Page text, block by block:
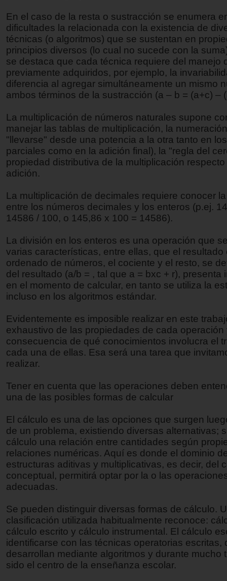
En el caso de la resta o sustracción se enumera
dificultades la relacionada con la existencia de
técnicas (o algoritmos) que se sustentan en
principios diversos (lo cual no sucede con la
se destaca que cada técnica requiere del manejo
previamente adquiridos, por ejemplo, la
diferencia al agregar simultáneamente un mismo
ambos términos de la sustracción (a – b = (a+c) –
La multiplicación de números naturales supone
manejar las tablas de multiplicación, la
"llevarse" desde una potencia a la otra tanto en
parciales como en la adición final), la "regla del
propiedad distributiva de la multiplicación
adición.
La multiplicación de decimales requiere conocer
entre los números decimales y los enteros (p.ej.
14586 / 100, o 145,86 x 100 = 14586).
La división en los enteros es una operación que
varias características, entre ellas, que el resultado
ordenado de números, el cociente y el resto, se
del resultado (a/b = , tal que a = bxc + r), presenta
en el momento de calcular, en tanto se utiliza la
incluso en los algoritmos estándar.
Evidentemente es imposible realizar en este
exhaustivo de las propiedades de cada operación
consecuencia de qué conocimientos involucra el
cada una de ellas. Esa será una tarea que
realizar.
Tener en cuenta que las operaciones deben
una de las posibles formas de calcular
El cálculo es una de las opciones que surgen
de un problema, existiendo diversas alternativas;
cálculo una relación entre cantidades según
relaciones numéricas. Aquí es donde el dominio
estructuras aditivas y multiplicativas, es decir, del
conceptual, permitirá optar por la o las
adecuadas.
Se pueden distinguir diversas formas de cálculo.
clasificación utilizada habitualmente reconoce:
cálculo escrito y cálculo instrumental. El cálculo
identificarse con las técnicas operatorias escritas,
desarrollan mediante algoritmos y durante mucho
sido el centro de la enseñanza escolar.